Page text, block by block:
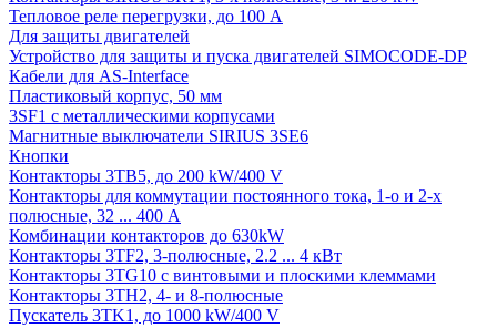
Тепловое реле перегрузки, до 100 A
Для защиты двигателей
Устройство для защиты и пуска двигателей SIMOCODE-DP
Кабели для AS-Interface
Пластиковый корпус, 50 мм
3SF1 с металлическими корпусами
Магнитные выключатели SIRIUS 3SE6
Кнопки
Контакторы 3TB5, до 200 kW/400 V
Контакторы для коммутации постоянного тока, 1-о и 2-х
полюсные, 32 ... 400 A
Комбинации контакторов до 630kW
Контакторы 3TF2, 3-полюсные, 2.2 ... 4 кВт
Контакторы 3TG10 c винтовыми и плоскими клеммами
Контакторы 3TH2, 4- и 8-полюсные
Пускатель 3TK1, до 1000 kW/400 V